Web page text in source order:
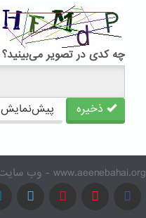
چه کدی در تصویر می‌بینید؟
ذخیره پیش‌نمایش
www.aeenebahai.org - وب سایت معرفی آئین بهائی به زبان فارسی